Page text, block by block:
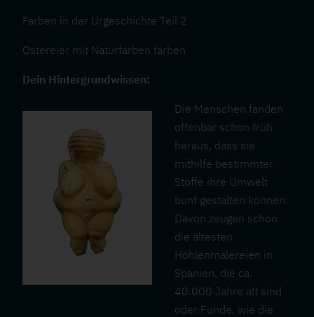
Färben in der Urgeschichte Teil 2
Ostereier mit Naturfarben färben
Dein Hintergrundwissen:
Die Menschen fanden
offenbar schon früh
heraus, dass sie
mithilfe bestimmter
Stoffe ihre Umwelt
bunt gestalten können.
Davon zeugen schon
die ältesten
Höhlenmalereien in
Spanien, die ca.
40.000 Jahre alt sind
oder Funde, wie die